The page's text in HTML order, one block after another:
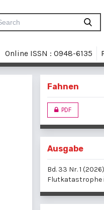
Online ISSN : 0948-6135
Fahnen
PDF
Ausgabe
Bd. 33 Nr. 1
Flutkatastrophe